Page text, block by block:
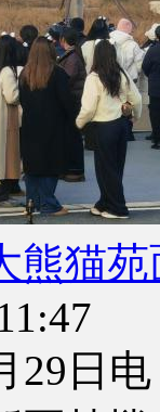
熊猫
29日